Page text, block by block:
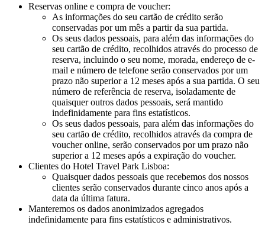
Reservas online e compra de voucher:
As informações do seu cartão de crédito serão
conservadas por um mês a partir da sua partida.
Os seus dados pessoais, para além das informações do
seu cartão de crédito, recolhidos através do processo de
reserva, incluindo o seu nome, morada, endereço de e-
mail e número de telefone serão conservados por um
prazo não superior a 12 meses após a sua partida. O seu
número de referência de reserva, isoladamente de
quaisquer outros dados pessoais, será mantido
indefinidamente para fins estatísticos.
Os seus dados pessoais, para além das informações do
seu cartão de crédito, recolhidos através da compra de
voucher online, serão conservados por um prazo não
superior a 12 meses após a expiração do voucher.
Clientes do Hotel Travel Park Lisboa:
Quaisquer dados pessoais que recebemos dos nossos
clientes serão conservados durante cinco anos após a
data da última fatura.
Manteremos os dados anonimizados agregados
indefinidamente para fins estatísticos e administrativos.